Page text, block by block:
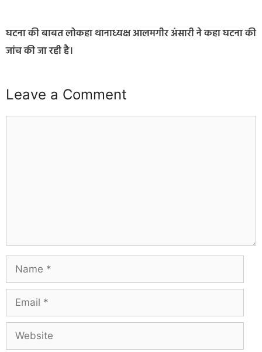
घटना की बाबत लोकहा थानाध्यक्ष आलमगीर अंसारी ने कहा घटना की
जांच की जा रही है।
Leave a Comment